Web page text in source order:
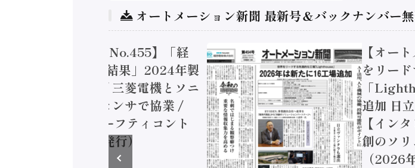
オートメーション新聞 最新号＆バックナンバー
トメーション新聞 No.455】「経
実態調査二次集計結果」2024年製
加価値額86兆円 / 三菱電機とソニ
コン AIビジョンセンサで協業 /
安全に動かすセーフティコント
（2026年8月5日発行）
【オー
をリー
「
追加 日
【イン
創のソ
（2026